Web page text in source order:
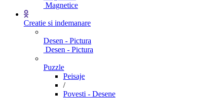
Magnetice
Creatie si indemanare
Desen - Pictura
Desen - Pictura
Puzzle
Peisaje
/
Povesti - Desene